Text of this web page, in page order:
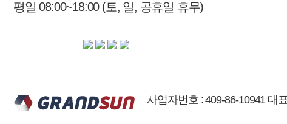
평일 08:00~18:00 (토, 일, 공휴일 휴무)
사업자번호 : 409-86-10941 대